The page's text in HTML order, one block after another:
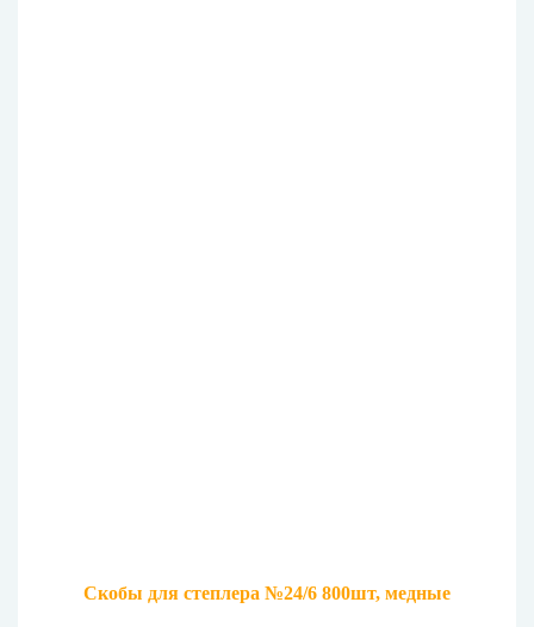
Скобы для степлера №24/6 800шт, медные